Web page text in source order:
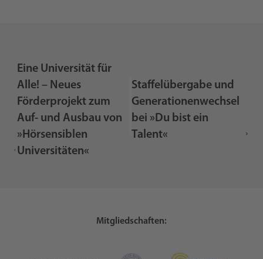
Eine Universität für
Alle! – Neues
Förderprojekt zum
Auf- und Ausbau von
»Hörsensiblen
Universitäten«
Staffelübergabe und
Generationenwechsel
bei »Du bist ein
Talent«
Mitgliedschaften: